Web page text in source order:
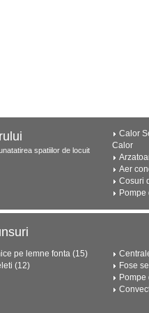
spatiilor de locuit
Calor
Calor
Aer
Cosuri
Pompe
pe lemne fonta (15)
(12)
Fose
Pompe